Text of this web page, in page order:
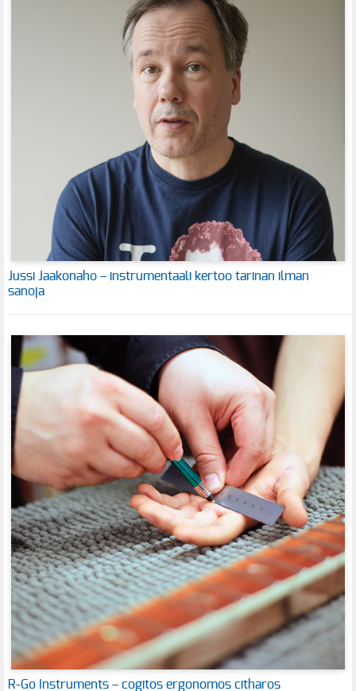
Jussi Jaakonaho – instrumentaali kertoo tarinan ilman
sanoja
R-Go Instruments – cogitos ergonomos citharos